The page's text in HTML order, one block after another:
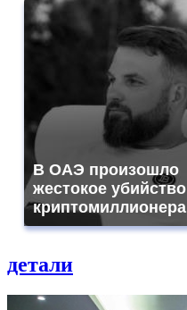
В ОАЭ произошло
жестокое убийство
криптомиллионера
детали